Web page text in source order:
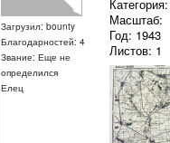
Загрузил: bounty
Благодарностей: 4
Звание: Еще не
определился
Елец
Масштаб:
Год: 1943
Листов: 1